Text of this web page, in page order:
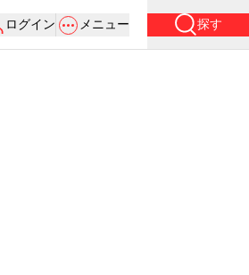
ログイン メニュー 探す